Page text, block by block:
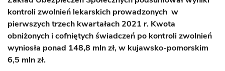
kontroli zwolnień lekarskich prowadzonych w
pierwszych trzech kwartałach 2021 r. Kwota
obniżonych i cofniętych świadczeń po kontroli zwolnień
wyniosła ponad 148,8 mln zł, w kujawsko-pomorskim
6,5 mln zł.